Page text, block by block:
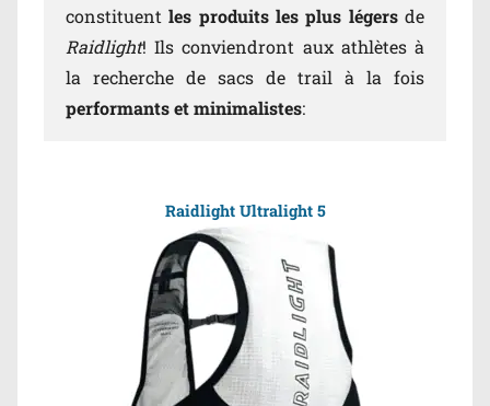
constituent les produits les plus légersde
Raidlight! Ils conviendront aux athlètes à
la recherche de sacs de trail à la fois
performants et minimalistes:
Raidlight Ultralight 5